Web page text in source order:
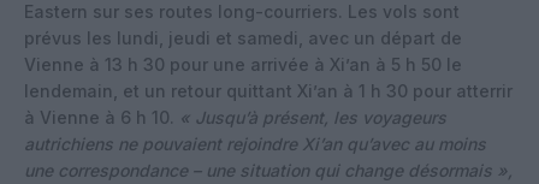
Eastern sur ses routes long-courriers. Les vols sont
prévus les lundi, jeudi et samedi, avec un départ de
Vienne à 13 h 30 pour une arrivée à Xi’an à 5 h 50 le
lendemain, et un retour quittant Xi’an à 1 h 30 pour atterrir
à Vienne à 6 h 10. « Jusqu’à présent, les voyageurs
autrichiens ne pouvaient rejoindre Xi’an qu’avec au moins
une correspondance – une situation qui change désormais »,